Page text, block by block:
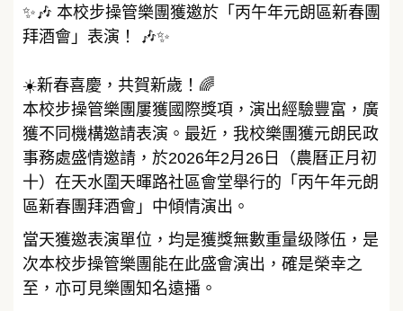
✨🎶 本校步操管樂團獲邀於「丙午年元朗區新春團
拜酒會」表演！ 🎶✨
☀️新春喜慶，共賀新歲！🌈
本校步操管樂團屢獲國際獎項，演出經驗豐富，廣
獲不同機構邀請表演。最近，我校樂團獲元朗民政
事務處盛情邀請，於2026年2月26日（農曆正月初
十）在天水圍天暉路社區會堂舉行的「丙午年元朗
區新春團拜酒會」中傾情演出。
當天獲邀表演單位，均是獲獎無數重量级隊伍，是
次本校步操管樂團能在此盛會演出，確是榮幸之
至，亦可見樂團知名遠播。